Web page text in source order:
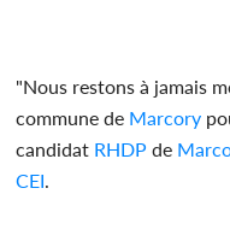
"Nous restons à jamais
commune de Marcory
candidat RHDP de
CEI